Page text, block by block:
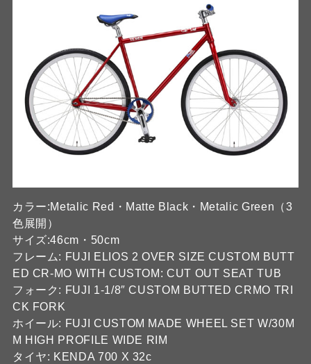
カラー:Metalic Red・Matte Black・Metalic Green（3
色展開）
サイズ:46cm・50cm
フレーム: FUJI ELIOS 2 OVER SIZE CUSTOM BUTT
ED CR-MO WITH CUSTOM: CUT OUT SEAT TUB
フォーク: FUJI 1-1/8″ CUSTOM BUTTED CRMO TRI
CK FORK
ホイール: FUJI CUSTOM MADE WHEEL SET W/30M
M HIGH PROFILE WIDE RIM
タイヤ: KENDA 700 X 32c